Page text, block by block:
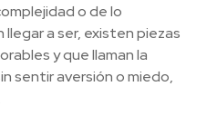
o de lo
a ser, existen piezas
y que llaman la
sentir aversión o miedo,